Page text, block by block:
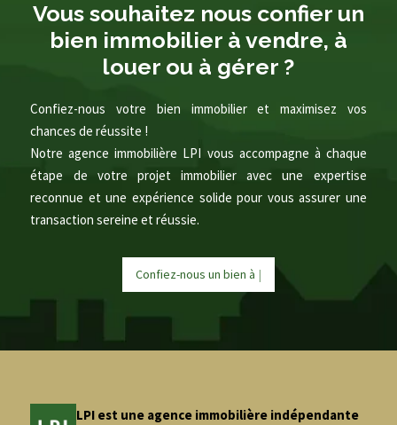
Vous souhaitez nous confier un
bien immobilier à vendre, à
louer ou à gérer ?
Confiez-nous votre bien immobilier et maximisez vos
chances de réussite !
Notre agence immobilière LPI vous accompagne à chaque
étape de votre projet immobilier avec une expertise
reconnue et une expérience solide pour vous assurer une
transaction sereine et réussie.
Confiez-nous un bien à |
LPI est une agence immobilière indépendante